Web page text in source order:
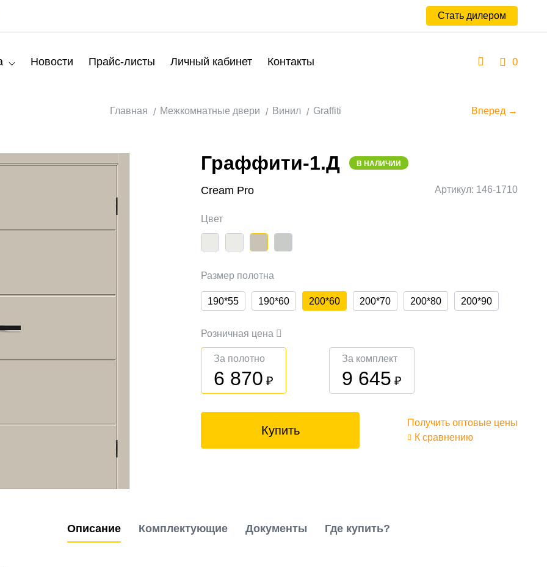
Стать дилером
Новости Прайс-листы Личный кабинет Контакты 0
Главная Межкомнатные двери Винил Graffiti Вперед →
Граффити-1.Д В НАЛИЧИИ
Cream Pro Артикул: 146-1710
Цвет
Размер полотна
190*55 190*60 200*60 200*70 200*80 200*90
Розничная цена
За полотно
6 870 ₽
За комплект
9 645 ₽
Купить
Получить оптовые цены
К сравнению
Описание Комплектующие Документы Где купить?